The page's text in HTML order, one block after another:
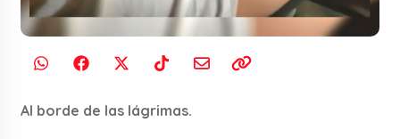
Al borde de las lágrimas.